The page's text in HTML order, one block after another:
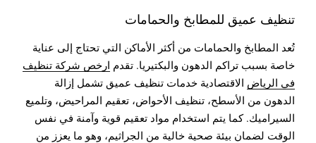
تنظيف عميق للمطابخ والحمامات
تُعد المطابخ والحمامات من أكثر الأماكن التي تحتاج إلى عناية
خاصة بسبب تراكم الدهون والبكتيريا. تقدم ارخص شركة تنظيف
في الرياض الاقتصادية خدمات تنظيف عميق تشمل إزالة
الدهون من الأسطح، تنظيف الأحواض، تعقيم المراحيض، وتلميع
السيراميك. كما يتم استخدام مواد تعقيم قوية وآمنة في نفس
الوقت لضمان بيئة صحية خالية من الجراثيم، وهو ما يعزز من